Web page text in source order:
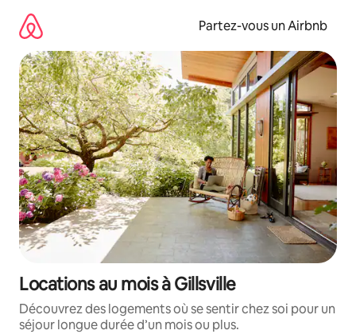
directement
contenu
Partez-vous un Airbnb
Locations au mois à Gillsville
Découvrez des logements où se sentir chez soi pour un
séjour longue durée d’un mois ou plus.